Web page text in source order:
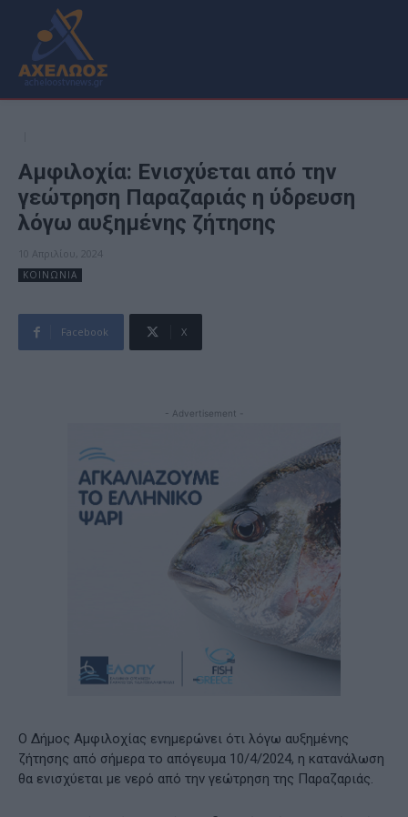
Αμφιλοχία: Ενισχύεται από την
γεώτρηση Παραζαριάς η ύδρευση
λόγω αυξημένης ζήτησης
10 Απριλίου, 2024
ΚΟΙΝΩΝΙΑ
Facebook X
- Advertisement -
Ο Δήμος Αμφιλοχίας ενημερώνει ότι λόγω αυξημένης
ζήτησης από σήμερα το απόγευμα 10/4/2024, η κατανάλωση
θα ενισχύεται με νερό από την γεώτρηση της Παραζαριάς.